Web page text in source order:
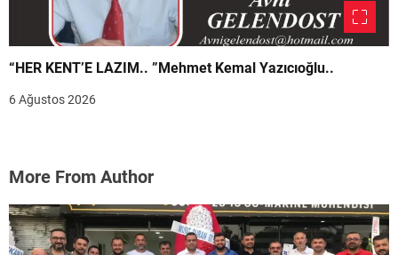
“HER KENT’E LAZIM.. ”Mehmet Kemal Yazıcıoğlu..
6 Ağustos 2026
More From Author